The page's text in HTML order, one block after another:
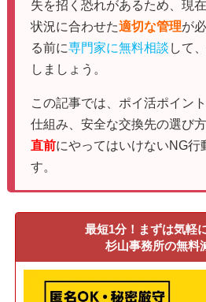
失を招く恐れがあるため、現
状況に合わせた適切な管理が
る前に専門家に無料相談 して
しましょう。
この記事では、ポイ活ポイン
仕組み、安全な交換先の選び
直前にやってはいけないNG行
す。
最短1分！まずは気軽
杉山事務所の無料